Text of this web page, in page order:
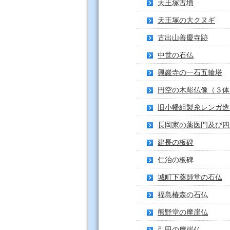
天王塚古墳
天王塚の大クヌギ
古出山善慶寺跡
中世の石仏
興巖寺の一石五輪塔
円空の木彫仏像（３体
旧小幡組製糸レンガ
長岡家の薬医門及び
建長の板碑
仁治の板碑
城町下薬師堂の石仏
福島椿森の石仏
熊野堂の摩崖仏